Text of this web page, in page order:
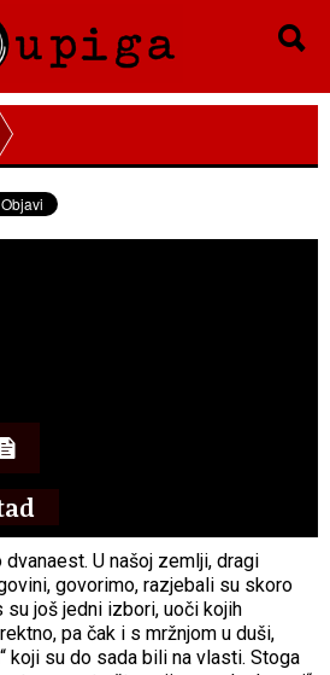
U našoj zemlji, dragi
govorimo, razjebali su skoro
su još jedni izbori, uoči kojih
pa čak i s mržnjom u duši,
koji su do sada bili na vlasti. Stoga